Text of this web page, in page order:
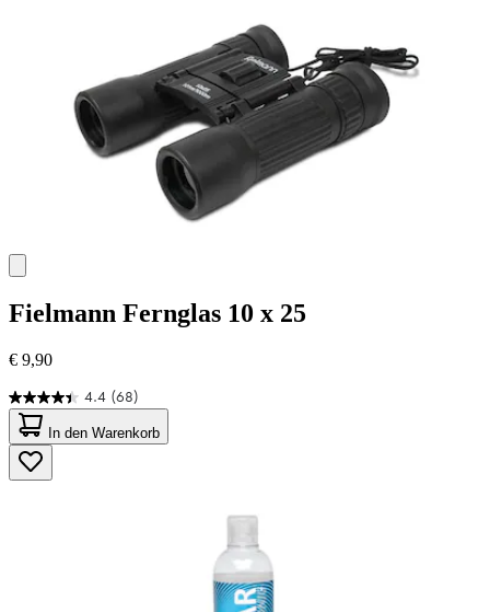
Fielmann Fernglas 10 x 25
€ 9,90
4.4 (68)
4.4
von
5
Sternen.
68
In den Warenkorb